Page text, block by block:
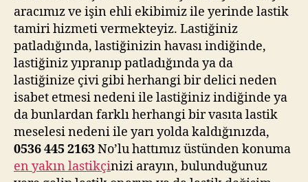
aracımız ve işin ehli ekibimiz ile yerinde lastik
tamiri hizmeti vermekteyiz. Lastiğiniz
patladığında, lastiğinizin havası indiğinde,
lastiğiniz yıpranıp patladığında ya da
lastiğinize çivi gibi herhangi bir delici neden
isabet etmesi nedeni ile lastiğiniz indiğinde ya
da bunlardan farklı herhangi bir vasıta lastik
meselesi nedeni ile yarı yolda kaldığınızda,
0536 445 2163No’lu hattımız üstünden konuma
en yakın lastikçinizi arayın, bulunduğunuz